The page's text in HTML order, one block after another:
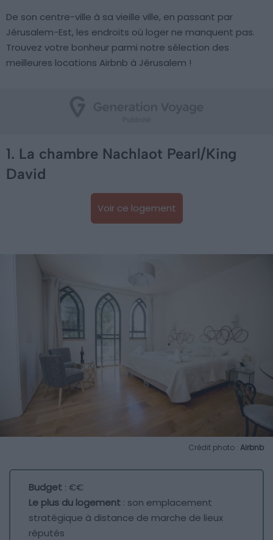
De son centre-ville à sa vieille ville, en passant par
Jérusalem-Est, les endroits où loger ne manquent pas.
Trouvez votre bonheur parmi notre sélection des
meilleures locations Airbnb à Jérusalem !
1. La chambre Nachlaot Pearl/King
David
Voir ce logement
Crédit photo : Airbnb
Budget : €€
Le plus du logement : son emplacement
stratégique à distance de marche de lieux
réputés